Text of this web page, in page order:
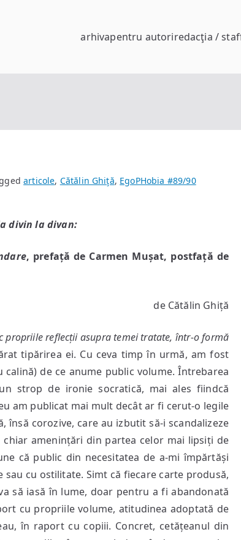
arhivapentru autoriredacţia /
articole, Cătălin Ghiţă, EgoPHobia #89/90
divin la divan:
, prefață de Carmen Mușat, postfață de
de Cătălin Ghiță
propriile reflecții asupra temei tratate, într-o formă
tipărirea ei. Cu ceva timp în urmă, am fost
de ce anume public volume. Întrebarea
strop de ironie socratică, mai ales fiindcă
am publicat mai mult decât ar fi cerut-o legile
corozive, care au izbutit să-i scandalizeze
amenințări din partea celor mai lipsiți de
că public din necesitatea de a-mi împărtăși
cu ostilitate. Simt că fiecare carte produsă,
să iasă în lume, doar pentru a fi abandonată
cu propriile volume, atitudinea adoptată de
în raport cu copiii. Concret, cetățeanul din